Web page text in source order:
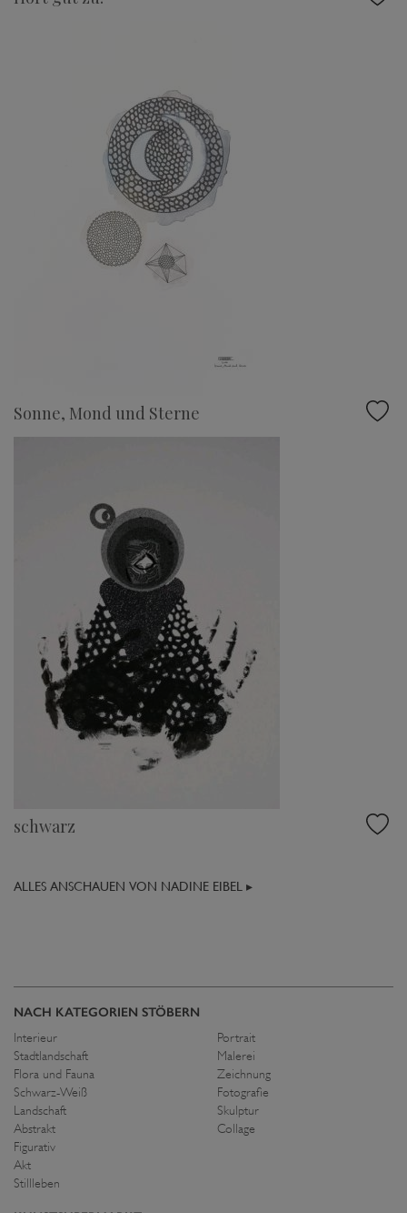
Sonne, Mond und Sterne
schwarz
ALLES ANSCHAUEN VON NADINE EIBEL ▸
NACH KATEGORIEN STÖBERN
Interieur
Stadtlandschaft
Flora und Fauna
Schwarz-Weiß
Landschaft
Abstrakt
Figurativ
Akt
Stillleben
Portrait
Malerei
Zeichnung
Fotografie
Skulptur
Collage